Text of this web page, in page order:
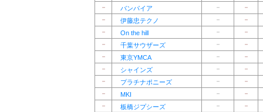
－
バンパイア －
－
－
伊藤忠テクノ －
－
－
On the hill －
－
－
千葉サウザーズ －
－
－
東京YMCA －
－
－
シャインズ －
－
－
プラチナポニーズ －
－
－
MKI －
－
－
板橋ジプシーズ －
－